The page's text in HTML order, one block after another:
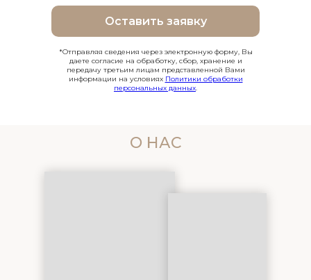
Оставить заявку
*Отправляя сведения через электронную форму, Вы
даете согласие на обработку, сбор, хранение и
передачу третьим лицам представленной Вами
информации на условиях Политики обработки
персональных данных.
О НАС